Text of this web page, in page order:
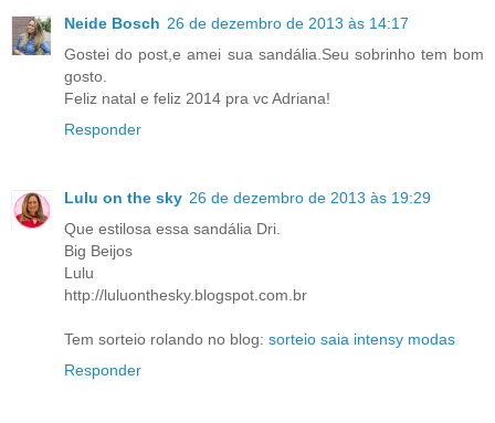
Neide Bosch 26 de dezembro de 2013 às 14:17
Gostei do post,e amei sua sandália.Seu sobrinho tem bom
gosto.
Feliz natal e feliz 2014 pra vc Adriana!
Responder
Lulu on the sky 26 de dezembro de 2013 às 19:29
Que estilosa essa sandália Dri.
Big Beijos
Lulu
http://luluonthesky.blogspot.com.br
Tem sorteio rolando no blog: sorteio saia intensy modas
Responder